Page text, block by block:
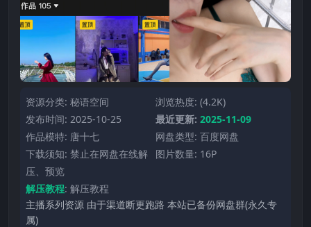
资源分类: 秘语空间
浏览热度: (4.2K)
发布时间: 2025-10-25
最近更新: 2025-11-09
作品模特: 唐十七
网盘类型: 百度网盘
下载须知: 禁止在网盘在线解
压、预览
图片数量: 16P
解压教程: 解压教程
主播系列资源 由于渠道断更跑路 本站已备份网盘群(永久专
属)